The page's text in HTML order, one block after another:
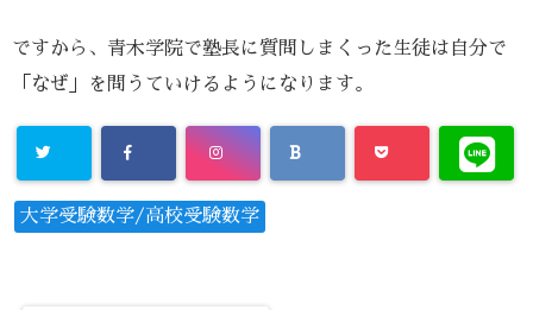
ですから、青木学院で塾長に質問しまくった生徒は自分で
「なぜ」を問うていけるようになります。
大学受験数学/高校受験数学